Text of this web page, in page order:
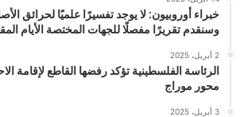
خبراء أوروبيون: لا يوجد تفسيرًا علميًا لحرائق
وسنقدم تقريرًا مفصلًا للجهات المختصة الأيام
2 أبريل، 2025
الرئاسة الفلسطينية تؤكد رفضها القاطع لإقامة
محور موراج
3 أبريل، 2025